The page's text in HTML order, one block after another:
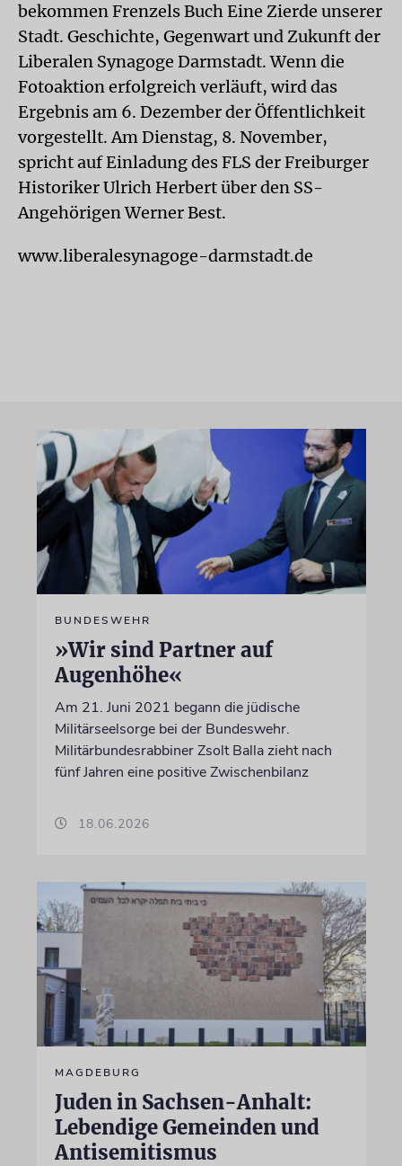
bekommen Frenzels Buch Eine Zierde unserer
Stadt. Geschichte, Gegenwart und Zukunft der
Liberalen Synagoge Darmstadt. Wenn die
Fotoaktion erfolgreich verläuft, wird das
Ergebnis am 6. Dezember der Öffentlichkeit
vorgestellt. Am Dienstag, 8. November,
spricht auf Einladung des FLS der Freiburger
Historiker Ulrich Herbert über den SS-
Angehörigen Werner Best.
www.liberalesynagoge-darmstadt.de
BUNDESWEHR
»Wir sind Partner auf
Augenhöhe«
Am 21. Juni 2021 begann die jüdische
Militärseelsorge bei der Bundeswehr.
Militärbundesrabbiner Zsolt Balla zieht nach
fünf Jahren eine positive Zwischenbilanz
18.06.2026
MAGDEBURG
Juden in Sachsen-Anhalt:
Lebendige Gemeinden und
Antisemitismus